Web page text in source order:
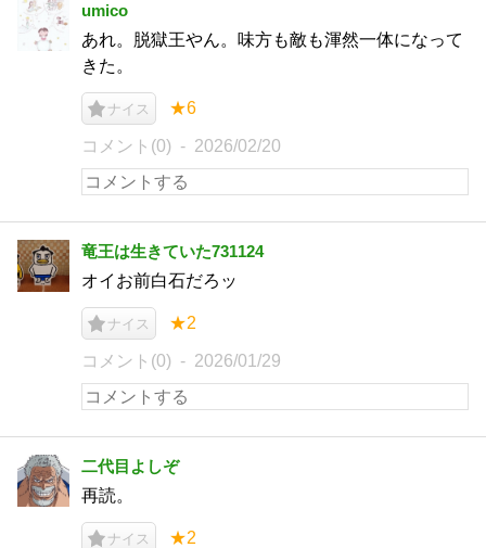
umico
あれ。脱獄王やん。味方も敵も渾然一体になって
きた。
ナイス ★6
コメント(0) 2026/02/20
竜王は生きていた731124
オイお前白石だろッ
ナイス ★2
コメント(0) 2026/01/29
二代目よしぞ
再読。
ナイス ★2